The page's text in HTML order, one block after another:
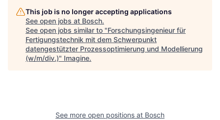
This job is no longer accepting applications
See open jobs at Bosch.
See open jobs similar to "Forschungsingenieur für
Fertigungstechnik mit dem Schwerpunkt
datengestützter Prozessoptimierung und Modellierung
(w/m/div.)" Imagine.
See more open positions at Bosch